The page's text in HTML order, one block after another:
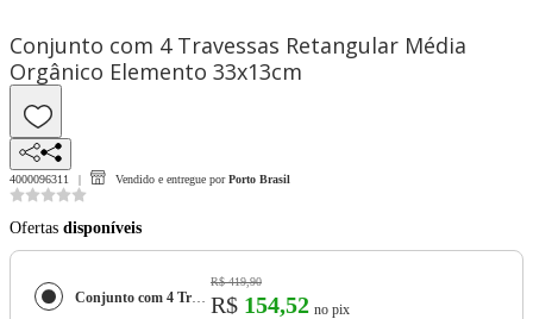
Conjunto com 4 Travessas Retangular Média
Orgânico Elemento 33x13cm
4000096311 Vendido e entregue por Porto Brasil
Ofertas disponíveis
Conjunto com 4 Travessas Retangular Média Orgânico Elemento 33x13cm
R$ 419,90
R$ 154,52 no pix